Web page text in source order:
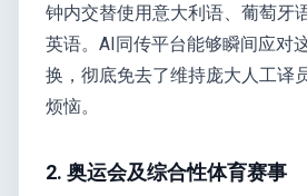
钟内交替使用意大利语、葡萄牙
英语。AI同传平台能够瞬间应对
换，彻底免去了维持庞大人工译
烦恼。
2. 奥运会及综合性体育赛事